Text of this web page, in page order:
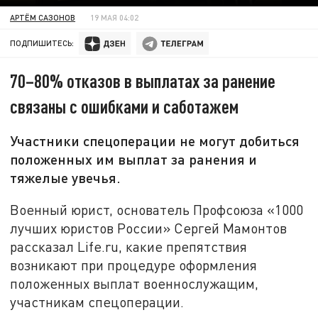
АРТЁМ САЗОНОВ 19 МАЯ 04:02
ПОДПИШИТЕСЬ:
70–80% отказов в выплатах за ранение
связаны с ошибками и саботажем
Участники спецоперации не могут добиться
положенных им выплат за ранения и
тяжелые увечья.
Военный юрист, основатель Профсоюза «1000
лучших юристов России» Сергей Мамонтов
рассказал Life.ru, какие препятствия
возникают при процедуре оформления
положенных выплат военнослужащим,
участникам спецоперации.